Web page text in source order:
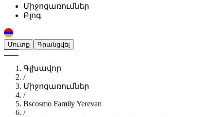
Միջոցառումներ
Բլոգ
Մուտք Գրանցվել
Գլխավոր
/
Միջոցառումներ
/
Bscosmo Family Yerevan
/